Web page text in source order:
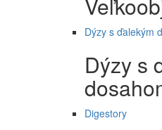
Dýzy s ďalekým
Dýzy s
Digestory